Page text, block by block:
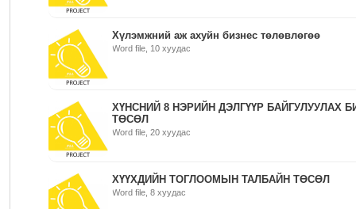
Хүлэмжний аж ахуйн бизнес төлөвлөгөө
Word file, 10 хуудас
ХҮНСНИЙ 8 НЭРИЙН ДЭЛГҮҮР БАЙГУЛУУЛАХ
ТӨСӨЛ
Word file, 20 хуудас
ХҮҮХДИЙН ТОГЛООМЫН ТАЛБАЙН ТӨСӨЛ
Word file, 8 хуудас